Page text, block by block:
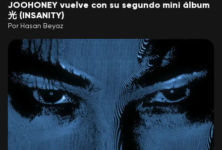
JOOHONEY vuelve con su segundo mini álbum
光 (INSANITY)
Por Hasan Beyaz